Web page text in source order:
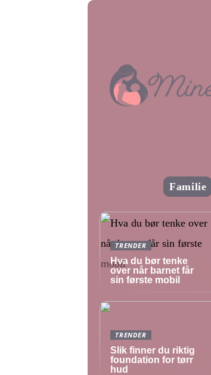
Familie
TRENDER
Hva du bør tenke
over når barnet får
sin første mobil
TRENDER
Slik finner du riktig
foundation for tørr
hud